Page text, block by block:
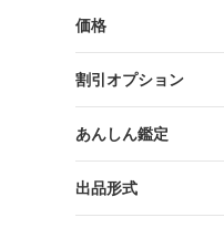
価格
割引オプション
あんしん鑑定
出品形式